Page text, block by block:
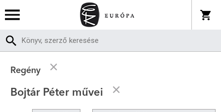
Regény
Bojtár Péter művei